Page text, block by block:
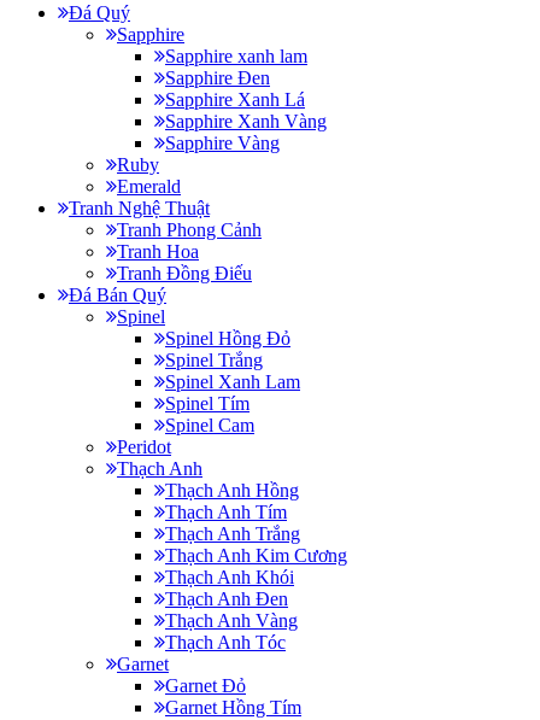
Đá Quý
Sapphire
Sapphire xanh lam
Sapphire Đen
Sapphire Xanh Lá
Sapphire Xanh Vàng
Sapphire Vàng
Ruby
Emerald
Tranh Nghệ Thuật
Tranh Phong Cảnh
Tranh Hoa
Tranh Đồng Điếu
Đá Bán Quý
Spinel
Spinel Hồng Đỏ
Spinel Trắng
Spinel Xanh Lam
Spinel Tím
Spinel Cam
Peridot
Thạch Anh
Thạch Anh Hồng
Thạch Anh Tím
Thạch Anh Trắng
Thạch Anh Kim Cương
Thạch Anh Khói
Thạch Anh Đen
Thạch Anh Vàng
Thạch Anh Tóc
Garnet
Garnet Đỏ
Garnet Hồng Tím